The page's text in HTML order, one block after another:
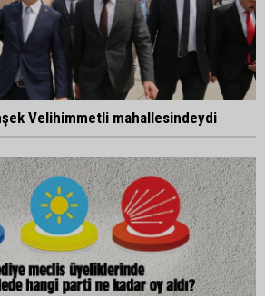
Velihimmetli mahallesindeydi